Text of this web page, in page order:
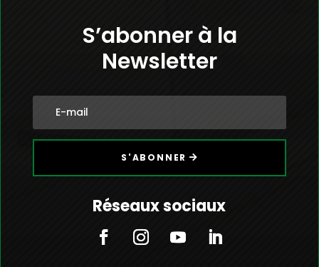
S’abonner à la
Newsletter
S'ABONNER
Réseaux sociaux